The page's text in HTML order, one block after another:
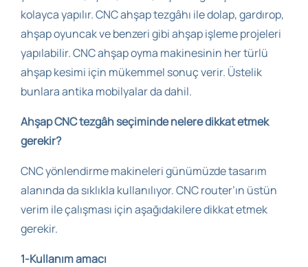
kolayca yapılır. CNC ahşap tezgâhı ile dolap, gardırop,
ahşap oyuncak ve benzeri gibi ahşap işleme projeleri
yapılabilir. CNC ahşap oyma makinesinin her türlü
ahşap kesimi için mükemmel sonuç verir. Üstelik
bunlara antika mobilyalar da dahil.
Ahşap CNC tezgâh seçiminde nelere dikkat etmek
gerekir?
CNC yönlendirme makineleri günümüzde tasarım
alanında da sıklıkla kullanılıyor. CNC router’ın üstün
verim ile çalışması için aşağıdakilere dikkat etmek
gerekir.
1-Kullanım amacı